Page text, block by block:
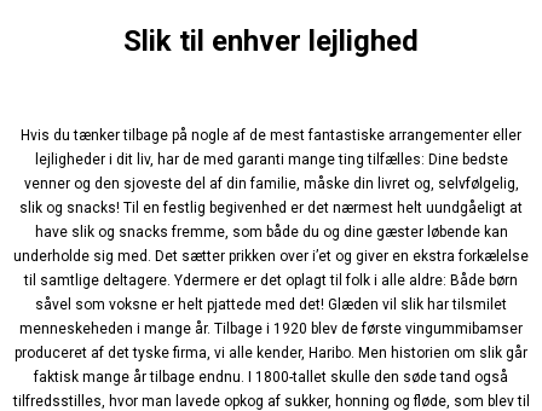
Slik til enhver lejlighed
Hvis du tænker tilbage på nogle af de mest fantastiske arrangementer eller
lejligheder i dit liv, har de med garanti mange ting tilfælles: Dine bedste
venner og den sjoveste del af din familie, måske din livret og, selvfølgelig,
slik og snacks! Til en festlig begivenhed er det nærmest helt uundgåeligt at
have slik og snacks fremme, som både du og dine gæster løbende kan
underholde sig med. Det sætter prikken over i’et og giver en ekstra forkælelse
til samtlige deltagere. Ydermere er det oplagt til folk i alle aldre: Både børn
såvel som voksne er helt pjattede med det! Glæden vil slik har tilsmilet
menneskeheden i mange år. Tilbage i 1920 blev de første vingummibamser
produceret af det tyske firma, vi alle kender, Haribo. Men historien om slik går
faktisk mange år tilbage endnu. I 1800-tallet skulle den søde tand også
tilfredsstilles, hvor man lavede opkog af sukker, honning og fløde, som blev til